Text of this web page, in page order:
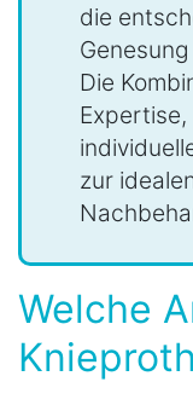
die
Die
zur
Welche